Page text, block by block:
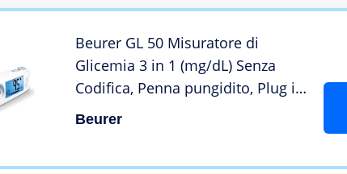
Beurer GL 50 Misuratore di
Glicemia 3 in 1 (mg/dL) Senza
Codifica, Penna pungidito, Plug in
USB con Software Integrato e
Beurer